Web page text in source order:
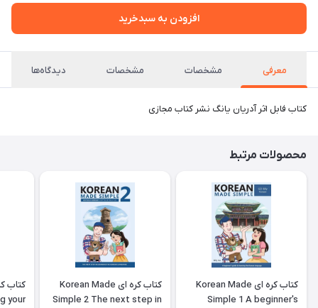
افزودن به سبدخرید
معرفی مشخصات مشخصات دیدگاه‌ها
کتاب فابل اثر آدریان یانگ نشر کتاب مجازی
محصولات مرتبط
کتاب کره ای Korean Made
Simple 1 A beginner's
کتاب کره ای Korean Made
Simple 2 The next step in
your